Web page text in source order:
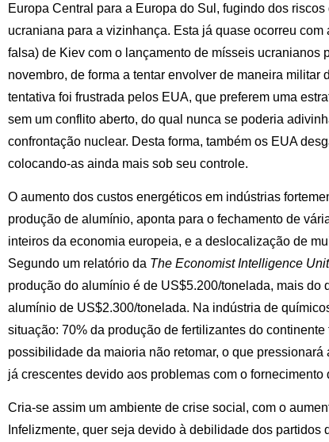
Europa Central para a Europa do Sul, fugindo dos
ucraniana para a vizinhança. Esta já quase ocorreu
falsa) de Kiev com o lançamento de mísseis ucranianos
novembro, de forma a tentar envolver de maneira militar
tentativa foi frustrada pelos EUA, que preferem uma
sem um conflito aberto, do qual nunca se poderia
confrontação nuclear. Desta forma, também os EUA
colocando-as ainda mais sob seu controle.
O aumento dos custos energéticos em indústrias
produção de alumínio, aponta para o fechamento de
inteiros da economia europeia, e a deslocalização de
Segundo um relatório da The Economist Intelligence Unit
produção do alumínio é de US$5.200/tonelada, mais do
alumínio de US$2.300/tonelada. Na indústria de
situação: 70% da produção de fertilizantes do
possibilidade da maioria não retomar, o que
já crescentes devido aos problemas com o fornecimento
Cria-se assim um ambiente de crise social, com o
Infelizmente, quer seja devido à debilidade dos